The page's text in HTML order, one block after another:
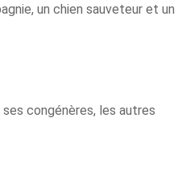
un chien sauveteur et un
congénères, les autres